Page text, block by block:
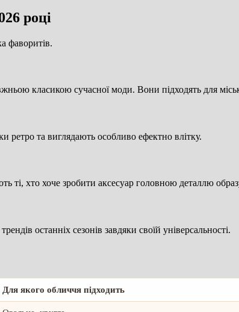
році
фаворитів.
класикою сучасної моди. Вони підходять для
ретро та виглядають особливо ефектно влітку.
ті, хто хоче зробити аксесуар головною деталлю
останніх сезонів завдяки своїй універсальності.
Для якого обличчя підходить